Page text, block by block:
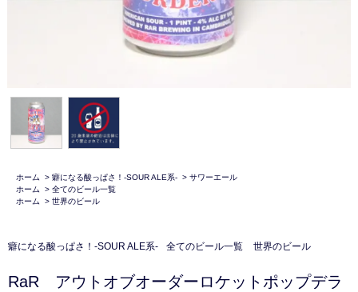
ホーム > 癖になる酸っぱさ！-SOUR ALE系- > サワーエール
ホーム
> 全てのビール一覧
ホーム
> 世界のビール
癖になる酸っぱさ！-SOUR ALE系- 全てのビール一覧 世界のビール
RaR アウトオブオーダーロケットポップデラ